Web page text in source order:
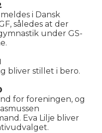
i Dansk
således at der
under GS-
bliver stillet i bero.
for foreningen, og
Eva Lilje bliver